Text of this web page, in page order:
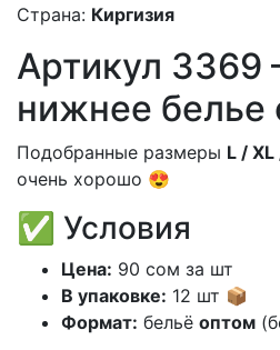
Страна: Киргизия
Артикул
нижнее
Подобранные размеры L /
очень хорошо 😍
✅ Условия
Цена: 90 сом за шт
В упаковке: 12 шт 📦
Формат: бельё оптом